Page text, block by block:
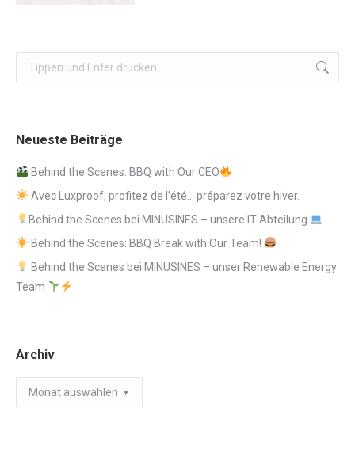
Search:
Neueste Beiträge
Behind the Scenes: BBQ with Our CEO
Avec Luxproof, profitez de l’été… préparez votre hiver.
Behind the Scenes bei MINUSINES – unsere IT-Abteilung
Behind the Scenes: BBQ Break with Our Team!
Behind the Scenes bei MINUSINES – unser Renewable Energy
Team
Archiv
Archiv